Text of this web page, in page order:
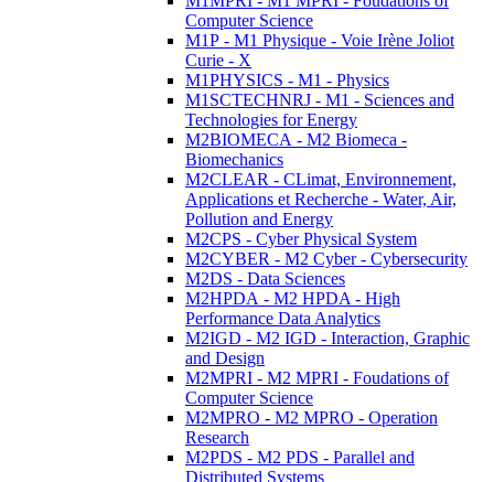
Computer Science
M1P - M1 Physique - Voie Irène Joliot
Curie - X
M1PHYSICS - M1 - Physics
M1SCTECHNRJ - M1 - Sciences and
Technologies for Energy
M2BIOMECA - M2 Biomeca -
Biomechanics
M2CLEAR - CLimat, Environnement,
Applications et Recherche - Water, Air,
Pollution and Energy
M2CPS - Cyber Physical System
M2CYBER - M2 Cyber - Cybersecurity
M2DS - Data Sciences
M2HPDA - M2 HPDA - High
Performance Data Analytics
M2IGD - M2 IGD - Interaction, Graphic
and Design
M2MPRI - M2 MPRI - Foudations of
Computer Science
M2MPRO - M2 MPRO - Operation
Research
M2PDS - M2 PDS - Parallel and
Distributed Systems